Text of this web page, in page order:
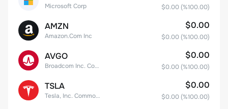
Microsoft Corp $0.00 (%100.00)
AMZN
Amazon.Com Inc
$0.00
$0.00 (%100.00)
AVGO
Broadcom Inc. Common Stock
$0.00
$0.00 (%100.00)
TSLA
Tesla, Inc. Common Stock
$0.00
$0.00 (%100.00)